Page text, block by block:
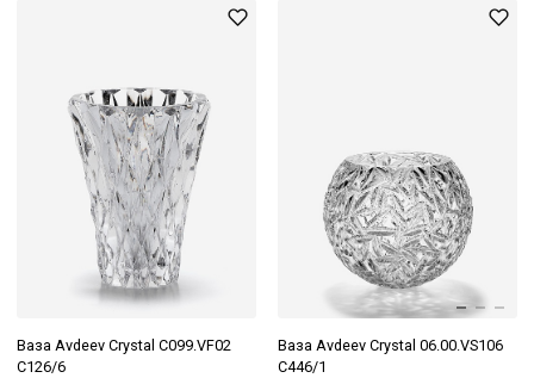
Ваза Avdeev Crystal C099.VF02
C126/6
Ваза Avdeev Crystal 06.00.VS106
C446/1